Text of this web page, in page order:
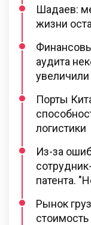
Шадаев:
жизни
аудита
увеличили
Порты
логистики
Из-за
патента.
Рынок